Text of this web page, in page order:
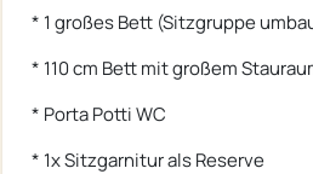
* 1 großes Bett (Sitzgruppe
* 110 cm Bett mit großem
* Porta Potti WC
* 1x Sitzgarnitur als Reserve